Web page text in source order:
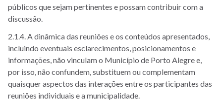
públicos que sejam pertinentes e possam contribuir com a
discussão.
2.1.4. A dinâmica das reuniões e os conteúdos apresentados,
incluindo eventuais esclarecimentos, posicionamentos e
informações, não vinculam o Município de Porto Alegre e,
por isso, não confundem, substituem ou complementam
quaisquer aspectos das interações entre os participantes das
reuniões individuais e a municipalidade.